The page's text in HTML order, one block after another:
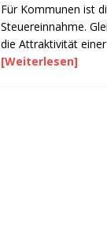
Für Kommunen ist
Steuereinnahme.
die Attraktivität
[Weiterlesen]